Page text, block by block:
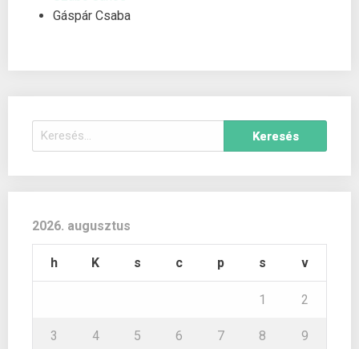
Gáspár Csaba
Keresés:
2026. augusztus
h K s c p s v
1 2
3 4 5 6 7 8 9